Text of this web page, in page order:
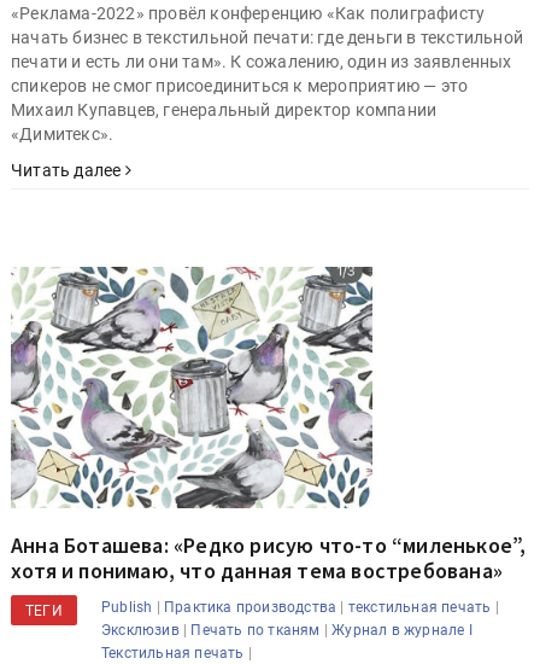
«Реклама-2022» провёл конференцию «Как полиграфисту
начать бизнес в текстильной печати: где деньги в текстильной
печати и есть ли они там». К сожалению, один из заявленных
спикеров не смог присоединиться к мероприятию — это
Михаил Купавцев, генеральный директор компании
«Димитекс».
Читать далее
Анна Боташева: «Редко рисую что-то “миленькое”,
хотя и понимаю, что данная тема востребована»
ТЕГИ Publish | Практика производства | текстильная печать |
Эксклюзив| Печать по тканям |Журнал в журнале I
Текстильная печать |